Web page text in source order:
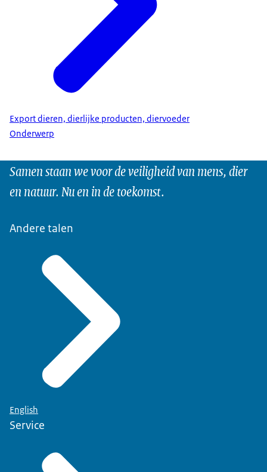
Export dieren, dierlijke producten, diervoeder
Onderwerp
Samen staan we voor de veiligheid van mens, dier
en natuur. Nu en in de toekomst.
Andere talen
English
Service